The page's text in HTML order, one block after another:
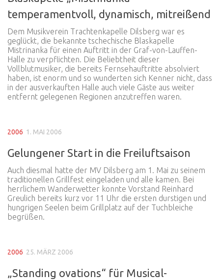
temperamentvoll, dynamisch, mitreißend
Dem Musikverein Trachtenkapelle Dilsberg war es
geglückt, die bekannte tschechische Blaskapelle
Mistrinanka für einen Auftritt in der Graf-von-Lauffen-
Halle zu verpflichten. Die Beliebtheit dieser
Vollblutmusiker, die bereits Fernsehauftritte absolviert
haben, ist enorm und so wunderten sich Kenner nicht, dass
in der ausverkauften Halle auch viele Gäste aus weiter
entfernt gelegenen Regionen anzutreffen waren.
2006 1. MAI 2006
Gelungener Start in die Freiluftsaison
Auch diesmal hatte der MV Dilsberg am 1. Mai zu seinem
traditionellen Grillfest eingeladen und alle kamen. Bei
herrlichem Wanderwetter konnte Vorstand Reinhard
Greulich bereits kurz vor 11 Uhr die ersten durstigen und
hungrigen Seelen beim Grillplatz auf der Tuchbleiche
begrüßen.
2006 25. MÄRZ 2006
„Standing ovations“ für Musical-